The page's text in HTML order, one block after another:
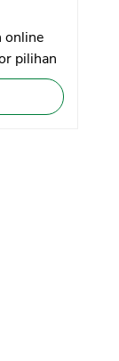
online
pilihan